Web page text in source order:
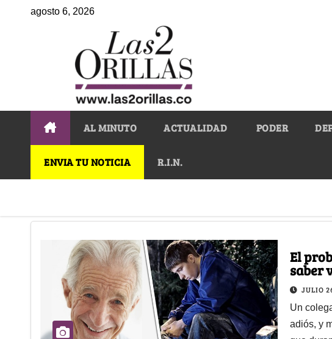
agosto 6, 2026
AL MINUTO ACTUALIDAD PODER
ENVIA TU NOTICIA R.I.N.
El
saber
JULIO
Un
adiós, y